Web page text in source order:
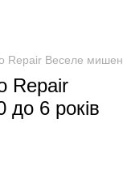
Repair Веселе
Repair
6 років